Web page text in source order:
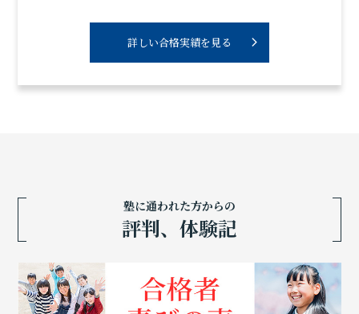
詳しい合格実績を見る
塾に通われた方からの
評判、体験記